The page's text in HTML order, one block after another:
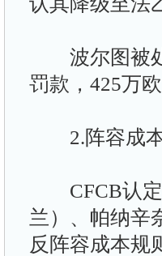
波尔图被处
罚款，425万
2.阵容成本
CFCB认定
兰）、帕纳辛
反阵容成本规